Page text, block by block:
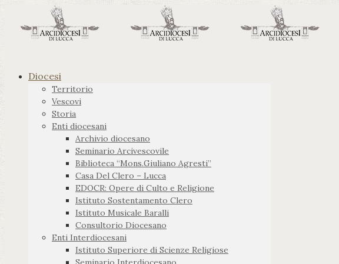
Diocesi
Territorio
Vescovi
Storia
Enti diocesani
Archivio diocesano
Seminario Arcivescovile
Biblioteca “Mons.Giuliano Agresti”
Casa Del Clero – Lucca
EDOCR: Opere di Culto e Religione
Istituto Sostentamento Clero
Istituto Musicale Baralli
Consultorio Diocesano
Enti Interdiocesani
Istituto Superiore di Scienze Religiose